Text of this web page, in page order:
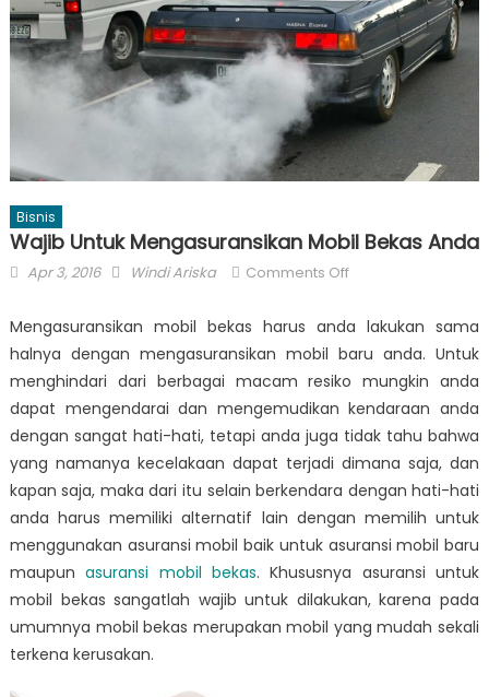
Bisnis
Wajib Untuk Mengasuransikan Mobil Bekas Anda
Posted
Apr 3, 2016 Author
Windi Ariska Comments Offon
Untuk
Mengasuransikan
Mengasuransikan mobil bekas harus anda lakukan sama
halnya dengan mengasuransikan mobil baru anda. Untuk
menghindari dari berbagai macam resiko mungkin anda
dapat mengendarai dan mengemudikan kendaraan anda
dengan sangat hati-hati, tetapi anda juga tidak tahu bahwa
yang namanya kecelakaan dapat terjadi dimana saja, dan
kapan saja, maka dari itu selain berkendara dengan hati-hati
anda harus memiliki alternatif lain dengan memilih untuk
menggunakan asuransi mobil baik untuk asuransi mobil baru
maupunasuransi mobil bekas. Khususnya asuransi untuk
mobil bekas sangatlah wajib untuk dilakukan, karena pada
umumnya mobil bekas merupakan mobil yang mudah sekali
terkena kerusakan.